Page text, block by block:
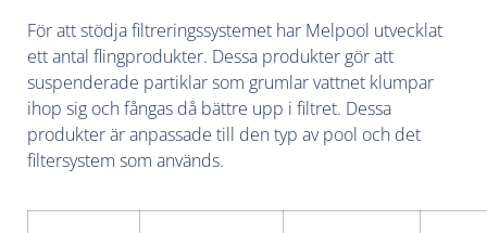
För att stödja filtreringssystemet har Melpool utvecklat
ett antal flingprodukter. Dessa produkter gör att
suspenderade partiklar som grumlar vattnet klumpar
ihop sig och fångas då bättre upp i filtret. Dessa
produkter är anpassade till den typ av pool och det
filtersystem som används.